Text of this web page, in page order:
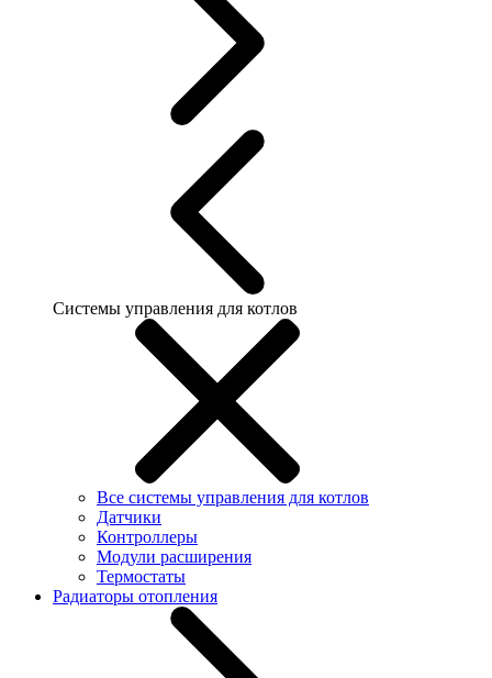
Системы управления для котлов
Все системы управления для котлов
Датчики
Контроллеры
Модули расширения
Термостаты
Радиаторы отопления